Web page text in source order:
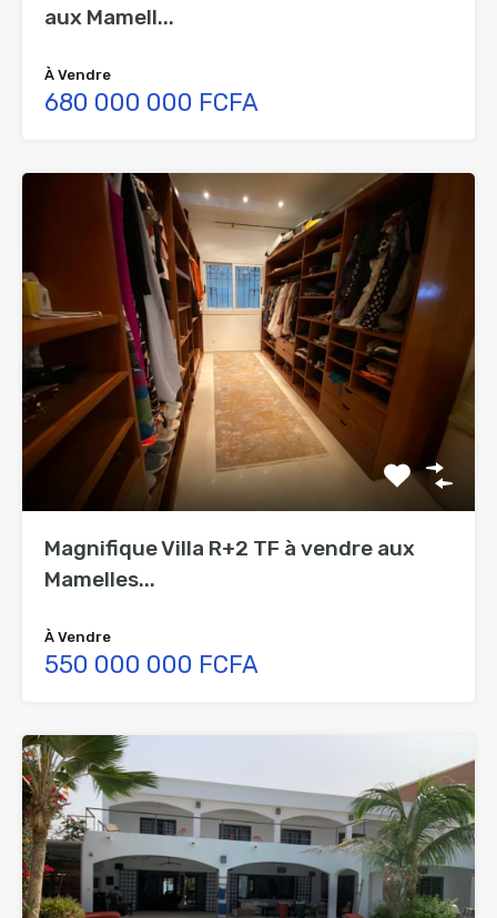
aux Mamell...
À Vendre
680 000 000 FCFA
Magnifique Villa R+2 TF à vendre aux
Mamelles...
À Vendre
550 000 000 FCFA